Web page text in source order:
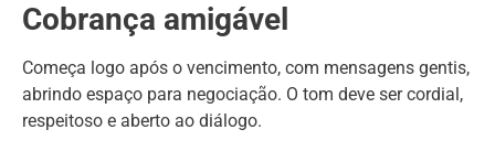
Cobrança amigável
Começa logo após o vencimento, com mensagens gentis,
abrindo espaço para negociação. O tom deve ser cordial,
respeitoso e aberto ao diálogo.